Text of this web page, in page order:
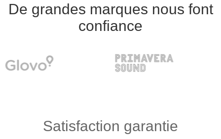
De grandes marques nous font
confiance
Satisfaction garantie